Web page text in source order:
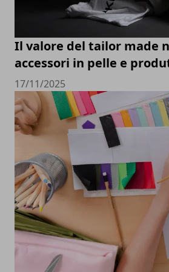
Il valore del tailor made
accessori in pelle e
17/11/2025